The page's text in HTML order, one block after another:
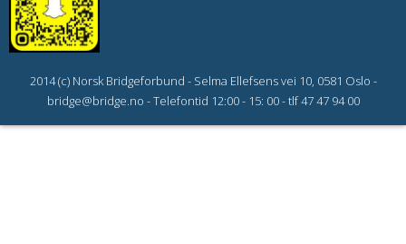
2014 (c) Norsk Bridgeforbund - Selma Ellefsens vei 10, 0581 Oslo -
bridge@bridge.no - Telefontid 12:00 - 15: 00 - tlf 47 47 94 00